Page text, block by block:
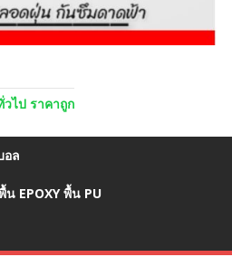
ไป ราคาถูก
อล
EPOXY พื้น PU